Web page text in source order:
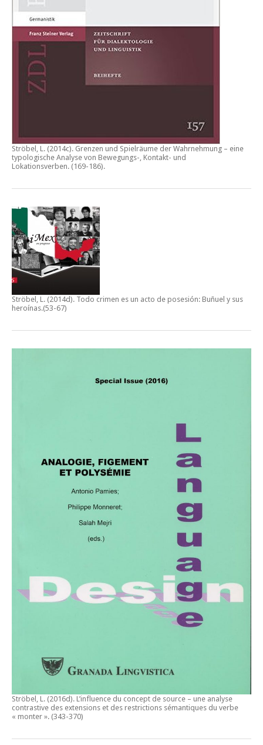
Ströbel, L. (2014c). Grenzen und Spielräume der Wahrnehmung – eine
typologische Analyse von Bewegungs-, Kontakt- und
Lokationsverben. (169-186).
Ströbel, L. (2014d). Todo crimen es un acto de posesión: Buñuel y sus
heroínas.(53-67)
Ströbel, L. (2016d). L’influence du concept de source – une analyse
contrastive des extensions et des restrictions sémantiques du verbe
« monter ». (343-370)